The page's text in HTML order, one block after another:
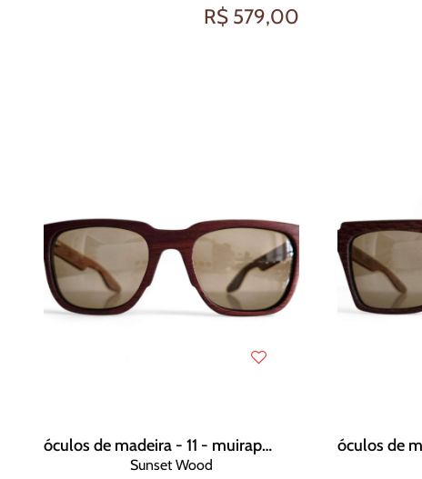
R$ 579,00
óculos de madeira - 11 - muirapiranga
Sunset Wood